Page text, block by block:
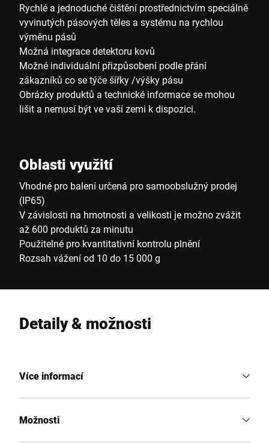
Rychlé a jednoduché čištění prostřednictvím speciálně
vyvinutých pásových těles a systému na rychlou
výměnu pásů
Možná integrace detektoru kovů
Možné individuální přizpůsobení podle přání
zákazníků co se týče šířky /výšky pásu
Obrázky produktů a technické informace se mohou
lišit a nemusí být ve vaší zemi k dispozici.
Oblasti využití
Vhodné pro balení určená pro samoobslužný prodej
(IP65)
V závislosti na hmotnosti a velikosti je možno zvážit
až 600 produktů za minutu
Použitelné pro kvantitativní kontrolu plnění
Rozsah vážení od 10 do 15 000 g
Detaily & možnosti
Více informací
Možnosti